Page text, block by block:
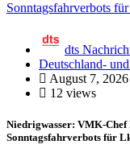
dts
Deutschland-
August 7, 2026
12 views
Niedrigwasser: VMK-
Sonntagsfahrverbots für